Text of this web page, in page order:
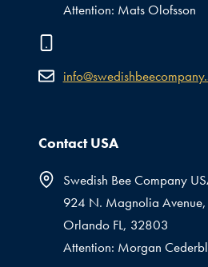
Attention: Mats Olofsson
Contact USA
Swedish Bee Company
924 N. Magnolia
Orlando FL, 32803
Attention: Morgan